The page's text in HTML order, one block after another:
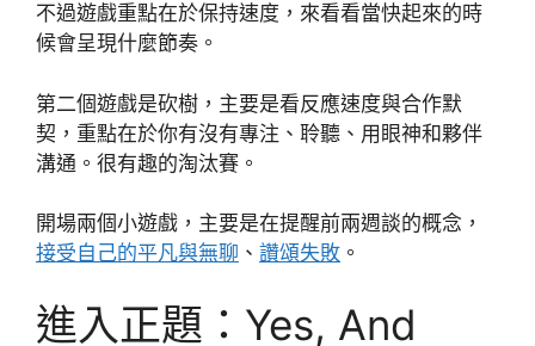
不過遊戲重點在於保持速度，來看看當快起來的時
候會呈現什麼節奏。
第二個遊戲是砍樹，主要是看反應速度與合作默
契，重點在於你有沒有專注、聆聽、用眼神和夥伴
溝通。很有趣的淘汰賽。
開場兩個小遊戲，主要是在提醒前兩週談的概念，
接受自己的平凡與無聊 、 讚頌失敗 。
進入正題：Yes, And